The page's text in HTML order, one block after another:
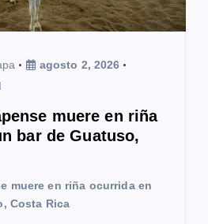
agosto 2, 2026
muere en riña
bar de Guatuso,
muere en riña ocurrida en
Costa Rica